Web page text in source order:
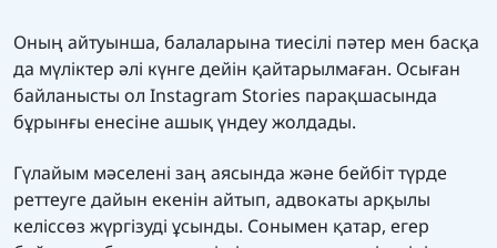
Оның айтуынша, балаларына тиесілі пәтер мен басқа
да мүліктер әлі күнге дейін қайтарылмаған. Осыған
байланысты ол Instagram Stories парақшасында
бұрынғы енесіне ашық үндеу жолдады.
Гүлайым мәселені заң аясында және бейбіт түрде
реттеуге дайын екенін айтып, адвокаты арқылы
келіссөз жүргізуді ұсынды. Сонымен қатар, егер